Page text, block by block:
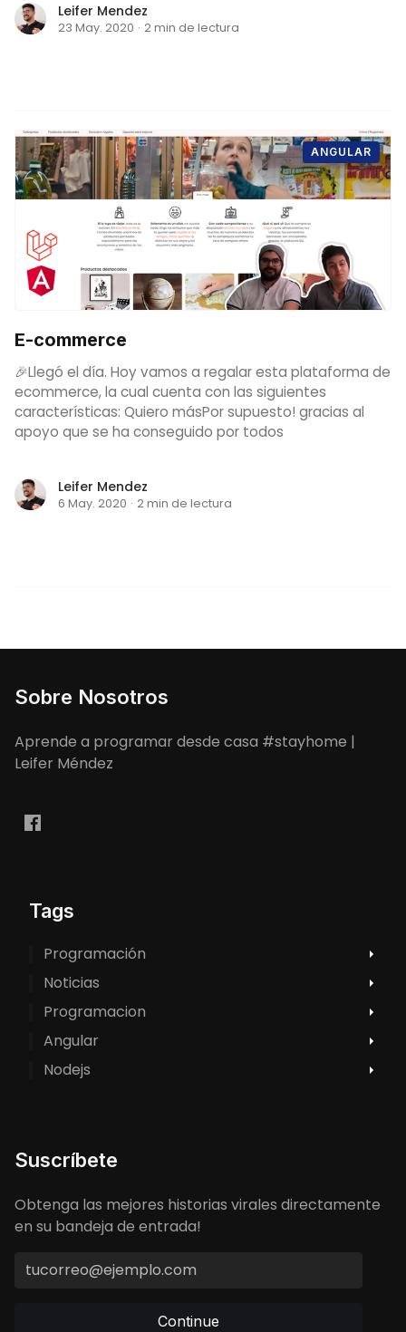
Leifer Mendez
23 May. 2020 · 2 min de lectura
ANGULAR
E-commerce
🎉Llegó el día. Hoy vamos a regalar esta plataforma de
ecommerce, la cual cuenta con las siguientes
características: Quiero másPor supuesto! gracias al
apoyo que se ha conseguido por todos
Leifer Mendez
6 May. 2020 · 2 min de lectura
Sobre Nosotros
Aprende a programar desde casa #stayhome |
Leifer Méndez
Tags
Programación
Noticias
Programacion
Angular
Nodejs
Suscríbete
Obtenga las mejores historias virales directamente
en su bandeja de entrada!
Continue